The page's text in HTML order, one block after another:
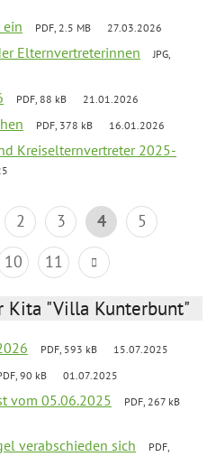
ein PDF, 2.5 MB 27.03.2026
Elternvertreterinnen
JPG,
PDF, 88 kB 21.01.2026
PDF, 378 kB 16.01.2026
Kreiselternvertreter 2025-
2 3 4
5
10 11
Kita "Villa Kunterbunt"
PDF, 593 kB 15.07.2025
90 kB 01.07.2025
vom 05.06.2025
PDF, 267 kB
verabschieden sich
PDF,